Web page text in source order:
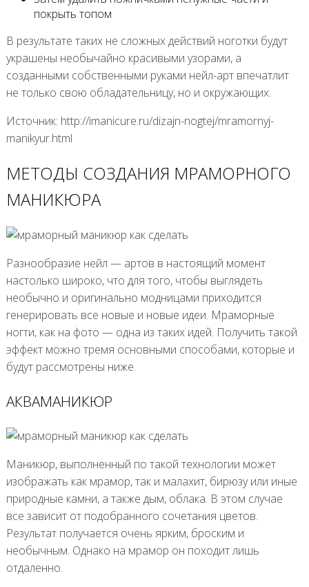
покрыть топом
В результате таких не сложных действий ноготки будут
украшены необычайно красивыми узорами, а
созданными собственными руками нейл-арт впечатлит
не только свою обладательницу, но и окружающих.
Источник: http://imanicure.ru/dizajn-nogtej/mramornyj-
manikyur.html
МЕТОДЫ СОЗДАНИЯ МРАМОРНОГО
МАНИКЮРА
Разнообразие нейл — артов в настоящий момент
настолько широко, что для того, чтобы выглядеть
необычно и оригинально модницами приходится
генерировать все новые и новые идеи. Мраморные
ногти, как на фото — одна из таких идей. Получить такой
эффект можно тремя основными способами, которые и
будут рассмотрены ниже.
АКВАМАНИКЮР
Маникюр, выполненный по такой технологии может
изображать как мрамор, так и малахит, бирюзу или иные
природные камни, а также дым, облака. В этом случае
все зависит от подобранного сочетания цветов.
Результат получается очень ярким, броским и
необычным. Однако на мрамор он походит лишь
отдаленно.